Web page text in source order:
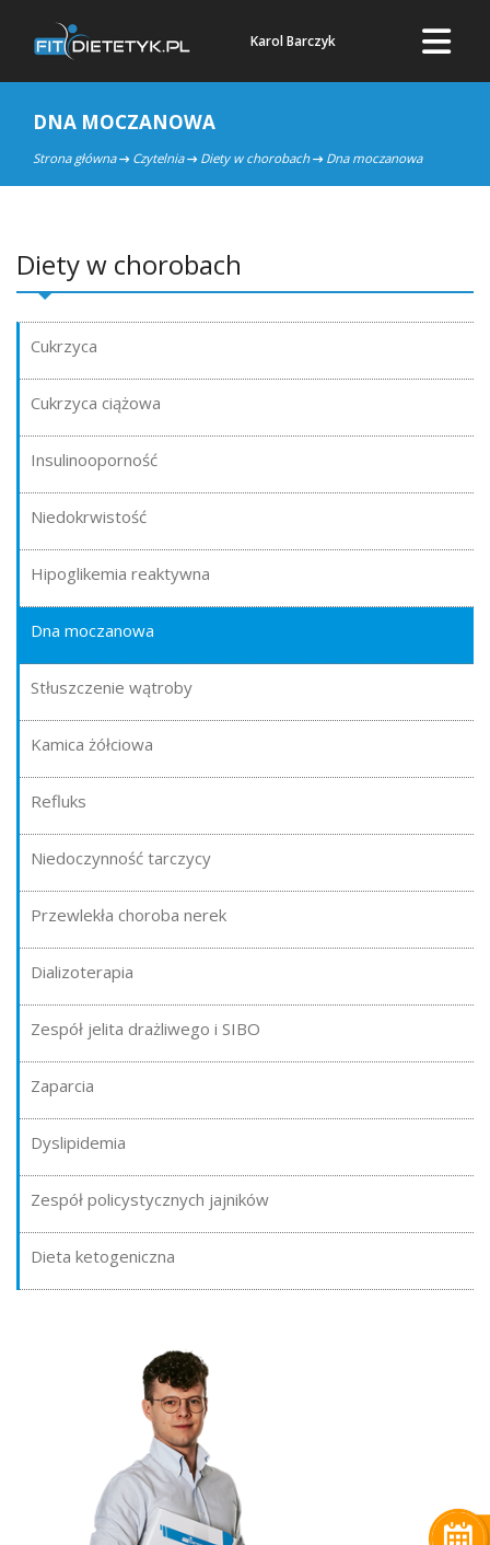
Karol Barczyk
DNA MOCZANOWA
Strona główna Czytelnia Diety w chorobach Dna moczanowa
Diety w chorobach
Cukrzyca
Cukrzyca ciążowa
Insulinooporność
Niedokrwistość
Hipoglikemia reaktywna
Dna moczanowa
Stłuszczenie wątroby
Kamica żółciowa
Refluks
Niedoczynność tarczycy
Przewlekła choroba nerek
Dializoterapia
Zespół jelita drażliwego i SIBO
Zaparcia
Dyslipidemia
Zespół policystycznych jajników
Dieta ketogeniczna